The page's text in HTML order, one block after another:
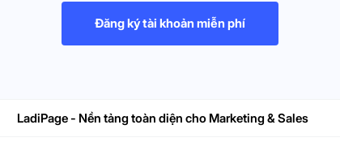
Đăng ký tài khoản miễn phí
LadiPage - Nền tảng toàn diện cho Marketing & Sales